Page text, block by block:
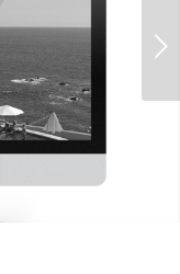
Posterior